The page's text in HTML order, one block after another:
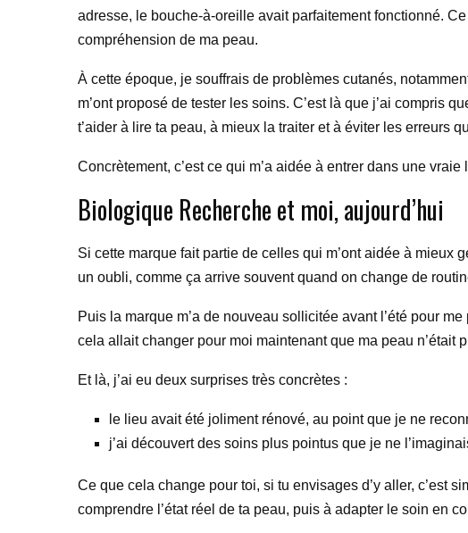
adresse, le bouche-à-oreille avait parfaitement fonctionné.
compréhension de ma peau.
À cette époque, je souffrais de problèmes cutanés,
m’ont proposé de tester les soins. C’est là que j’ai compris
t’aider à lire ta peau, à mieux la traiter et à éviter les erreurs
Concrètement, c’est ce qui m’a aidée à entrer dans une
Biologique Recherche et moi, aujourd’hui
Si cette marque fait partie de celles qui m’ont aidée à mieux
un oubli, comme ça arrive souvent quand on change de
Puis la marque m’a de nouveau sollicitée avant l’été pour
cela allait changer pour moi maintenant que ma peau n’était
Et là, j’ai eu deux surprises très concrètes :
le lieu avait été joliment rénové, au point que je ne
j’ai découvert des soins plus pointus que je ne
Ce que cela change pour toi, si tu envisages d’y aller, c’est
comprendre l’état réel de ta peau, puis à adapter le soin en